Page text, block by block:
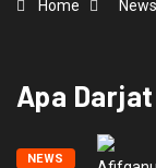
Home News
Apa
NEWS